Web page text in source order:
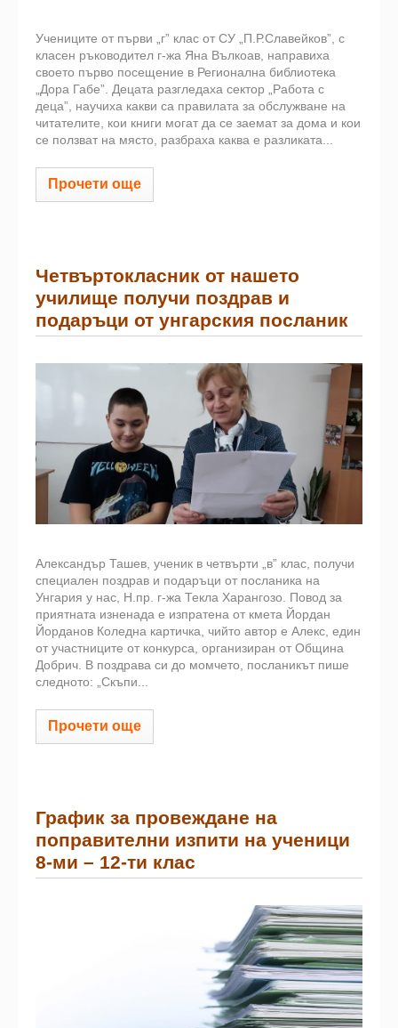
Учениците от първи „г” клас от СУ „П.Р.Славейков”, с
класен ръководител г-жа Яна Вълкоав, направиха
своето първо посещение в Регионална библиотека
„Дора Габе”. Децата разгледаха сектор „Работа с
деца”, научиха какви са правилата за обслужване на
читателите, кои книги могат да се заемат за дома и кои
се ползват на място, разбраха каква е разликата...
Прочети още
Четвъртокласник от нашето
училище получи поздрав и
подаръци от унгарския посланик
Александър Ташев, ученик в четвърти „в” клас, получи
специален поздрав и подаръци от посланика на
Унгария у нас, Н.пр. г-жа Текла Харангозо. Повод за
приятната изненада е изпратена от кмета Йордан
Йорданов Коледна картичка, чийто автор е Алекс, един
от участниците от конкурса, организиран от Община
Добрич. В поздрава си до момчето, посланикът пише
следното: „Скъпи...
Прочети още
График за провеждане на
поправителни изпити на ученици
8-ми – 12-ти клас